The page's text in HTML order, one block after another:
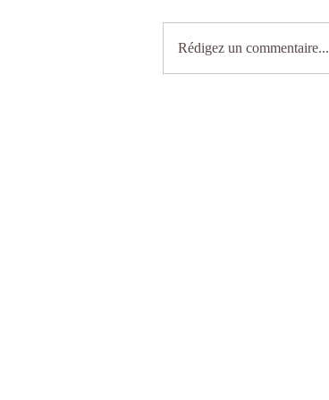
Rédigez un commentaire...